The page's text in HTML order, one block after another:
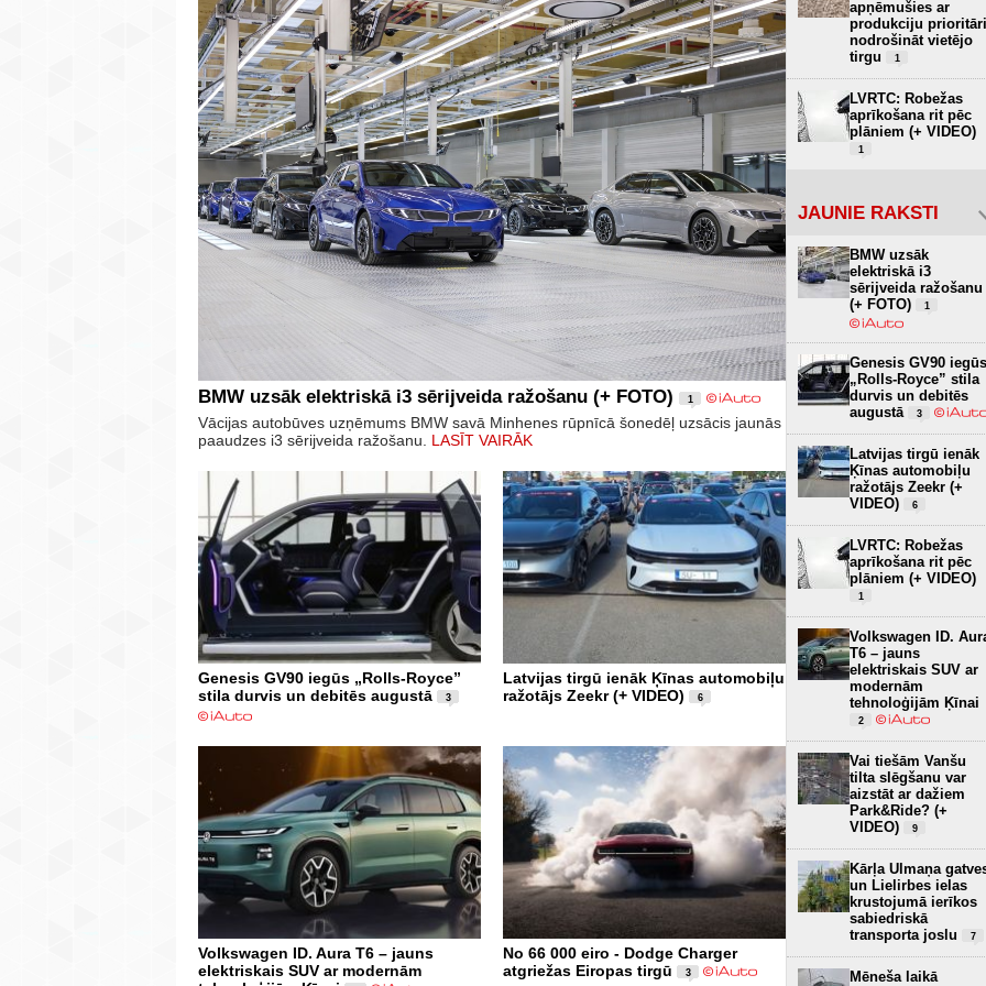
BMW uzsāk elektriskā i3 sērijveida ražošanu (+ FOTO) 1
Vācijas autobūves uzņēmums BMW savā Minhenes rūpnīcā šonedēļ uzsācis jaunās
paaudzes i3 sērijveida ražošanu. LASĪT VAIRĀK
Genesis GV90 iegūs „Rolls-Royce”
stila durvis un debitēs augustā
3
Latvijas tirgū ienāk Ķīnas automobiļu
ražotājs Zeekr (+ VIDEO)
6
Volkswagen ID. Aura T6 – jauns
elektriskais SUV ar modernām
No 66 000 eiro - Dodge Charger
atgriežas Eiropas tirgū
3
apņēmušies ar
produkciju prioritāri
nodrošināt vietējo
tirgu
1
LVRTC: Robežas
aprīkošana rit pēc
plāniem (+ VIDEO)
1
JAUNIE RAKSTI
BMW uzsāk
elektriskā i3
sērijveida ražošanu
(+ FOTO)
1
Genesis GV90 iegūs
„Rolls-Royce” stila
durvis un debitēs
augustā
3
Latvijas tirgū ienāk
Ķīnas automobiļu
ražotājs Zeekr (+
VIDEO)
6
LVRTC: Robežas
aprīkošana rit pēc
plāniem (+ VIDEO)
1
Volkswagen ID.
T6 – jauns
elektriskais SUV ar
modernām
tehnoloģijām Ķīnai
2
Vai tiešām Vanšu
tilta slēgšanu var
aizstāt ar dažiem
Park&Ride? (+
VIDEO)
9
Kārļa Ulmaņa
un Lielirbes ielas
krustojumā ierīkos
sabiedriskā
transporta joslu
7
Mēneša laikā